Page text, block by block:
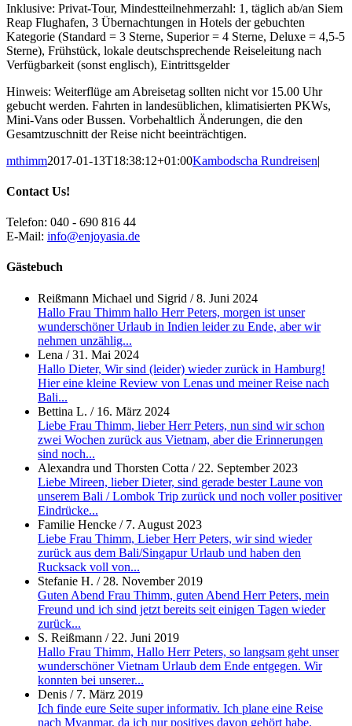
Inklusive: Privat-Tour, Mindestteilnehmerzahl: 1, täglich ab/an Siem
Reap Flughafen, 3 Übernachtungen in Hotels der gebuchten
Kategorie (Standard = 3 Sterne, Superior = 4 Sterne, Deluxe = 4,5-5
Sterne), Frühstück, lokale deutschsprechende Reiseleitung nach
Verfügbarkeit (sonst englisch), Eintrittsgelder
Hinweis: Weiterflüge am Abreisetag sollten nicht vor 15.00 Uhr
gebucht werden. Fahrten in landesüblichen, klimatisierten PKWs,
Mini-Vans oder Bussen. Vorbehaltlich Änderungen, die den
Gesamtzuschnitt der Reise nicht beeinträchtigen.
mthimm2017-01-13T18:38:12+01:00Kambodscha Rundreisen|
Contact Us!
Telefon: 040 - 690 816 44
E-Mail: info@enjoyasia.de
Gästebuch
Reißmann Michael und Sigrid /8. Juni 2024
Hallo Frau Thimm hallo Herr Peters, morgen ist unser
wunderschöner Urlaub in Indien leider zu Ende, aber wir
nehmen unzählig...
Lena /31. Mai 2024
Hallo Dieter, Wir sind (leider) wieder zurück in Hamburg!
Hier eine kleine Review von Lenas und meiner Reise nach
Bali...
Bettina L. / 16. März 2024
Liebe Frau Thimm, lieber Herr Peters, nun sind wir schon
zwei Wochen zurück aus Vietnam, aber die Erinnerungen
sind noch...
Alexandra und Thorsten Cotta / 22. September 2023
Liebe Mireen, lieber Dieter, sind gerade bester Laune von
unserem Bali / Lombok Trip zurück und noch voller positiver
Eindrücke...
Familie Hencke / 7. August 2023
Liebe Frau Thimm, Lieber Herr Peters, wir sind wieder
zurück aus dem Bali/Singapur Urlaub und haben den
Rucksack voll von...
Stefanie H. / 28. November 2019
Guten Abend Frau Thimm, guten Abend Herr Peters, mein
Freund und ich sind jetzt bereits seit einigen Tagen wieder
zurück...
S. Reißmann / 22. Juni 2019
Hallo Frau Thimm, Hallo Herr Peters, so langsam geht unser
wunderschöner Vietnam Urlaub dem Ende entgegen. Wir
konnten bei unserer...
Denis / 7. März 2019
Ich finde eure Seite super informativ. Ich plane eine Reise
nach Myanmar, da ich nur positives davon gehört habe.